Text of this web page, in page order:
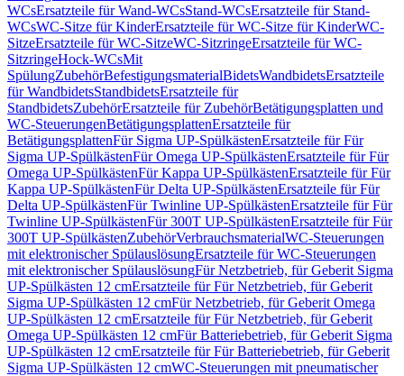
WCsErsatzteile für Wand-WCsStand-WCsErsatzteile für Stand-
WCsWC-Sitze für KinderErsatzteile für WC-Sitze für KinderWC-
SitzeErsatzteile für WC-SitzeWC-SitzringeErsatzteile für WC-
SitzringeHock-WCsMit
SpülungZubehörBefestigungsmaterialBidetsWandbidetsErsatzteile
für WandbidetsStandbidetsErsatzteile für
StandbidetsZubehörErsatzteile für ZubehörBetätigungsplatten und
WC-SteuerungenBetätigungsplattenErsatzteile für
BetätigungsplattenFür Sigma UP-SpülkästenErsatzteile für Für
Sigma UP-SpülkästenFür Omega UP-SpülkästenErsatzteile für Für
Omega UP-SpülkästenFür Kappa UP-SpülkästenErsatzteile für Für
Kappa UP-SpülkästenFür Delta UP-SpülkästenErsatzteile für Für
Delta UP-SpülkästenFür Twinline UP-SpülkästenErsatzteile für Für
Twinline UP-SpülkästenFür 300T UP-SpülkästenErsatzteile für Für
300T UP-SpülkästenZubehörVerbrauchsmaterialWC-Steuerungen
mit elektronischer SpülauslösungErsatzteile für WC-Steuerungen
mit elektronischer SpülauslösungFür Netzbetrieb, für Geberit Sigma
UP-Spülkästen 12 cmErsatzteile für Für Netzbetrieb, für Geberit
Sigma UP-Spülkästen 12 cmFür Netzbetrieb, für Geberit Omega
UP-Spülkästen 12 cmErsatzteile für Für Netzbetrieb, für Geberit
Omega UP-Spülkästen 12 cmFür Batteriebetrieb, für Geberit Sigma
UP-Spülkästen 12 cmErsatzteile für Für Batteriebetrieb, für Geberit
Sigma UP-Spülkästen 12 cmWC-Steuerungen mit pneumatischer